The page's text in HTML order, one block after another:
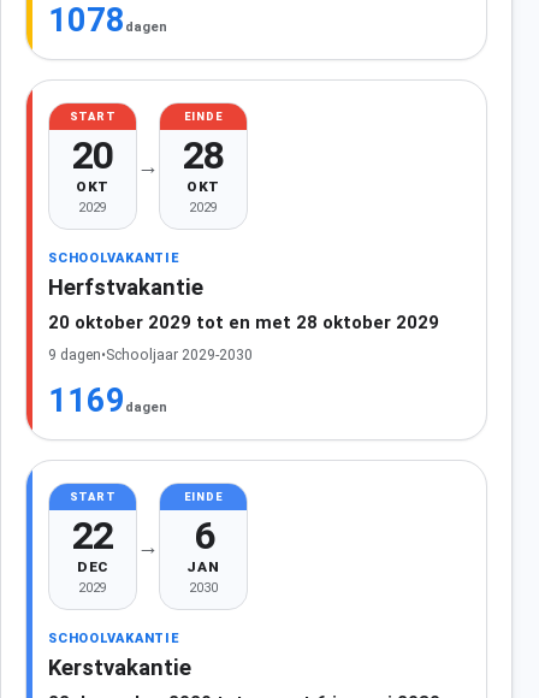
1078 dagen
START
20
OKT
2029
→
EINDE
28
OKT
2029
SCHOOLVAKANTIE
Herfstvakantie
20 oktober 2029 tot en met 28 oktober 2029
9 dagen•Schooljaar 2029-2030
1169 dagen
START
22
DEC
2029
→
EINDE
6
JAN
2030
SCHOOLVAKANTIE
Kerstvakantie